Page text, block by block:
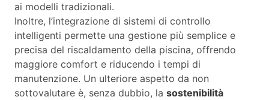
ai modelli tradizionali.
Inoltre, l’integrazione di sistemi di controllo
intelligenti permette una gestione più semplice e
precisa del riscaldamento della piscina, offrendo
maggiore comfort e riducendo i tempi di
manutenzione. Un ulteriore aspetto da non
sottovalutare è, senza dubbio, la sostenibilità